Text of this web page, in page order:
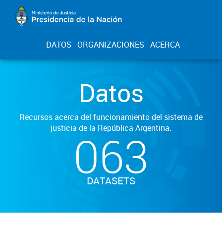
DATOS ORGANIZACIONES ACERCA
Datos
Recursos acerca del funcionamiento del sistema de
justicia de la República Argentina.
063
DATASETS